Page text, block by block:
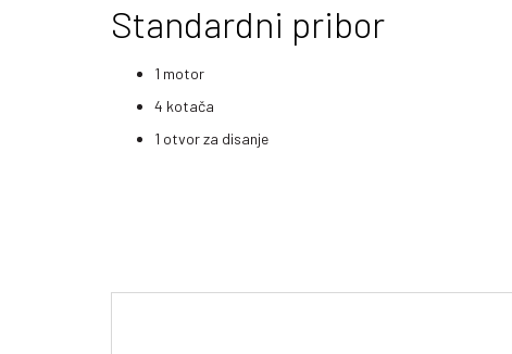
Standardni pribor
1 motor
4 kotača
1 otvor za disanje